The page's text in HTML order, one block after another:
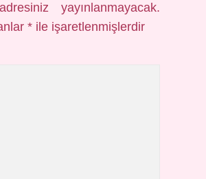
yayınlanmayacak.
* ile işaretlenmişlerdir